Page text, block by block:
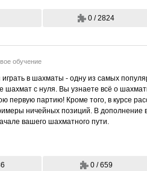
0 / 2824
обучение
играть в шахматы - одну из самых
шахмат с нуля. Вы узнаете всё о
первую партию! Кроме того, в курсе
ничейных позиций. В дополнение
вашего шахматного пути.
0 / 659